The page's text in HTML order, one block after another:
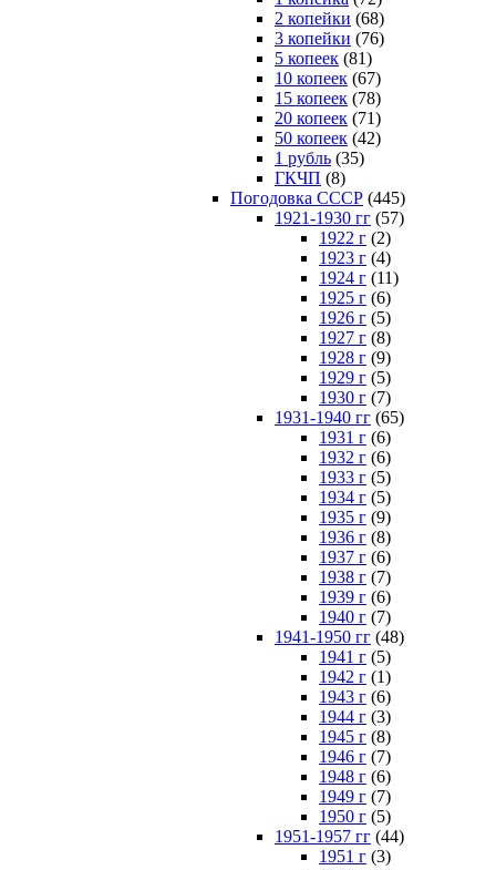
2 копейки (68)
3 копейки (76)
5 копеек (81)
10 копеек (67)
15 копеек (78)
20 копеек (71)
50 копеек (42)
1 рубль (35)
ГКЧП (8)
Погодовка СССР (445)
1921-1930 гг (57)
1922 г (2)
1923 г (4)
1924 г (11)
1925 г (6)
1926 г (5)
1927 г (8)
1928 г (9)
1929 г (5)
1930 г (7)
1931-1940 гг (65)
1931 г (6)
1932 г (6)
1933 г (5)
1934 г (5)
1935 г (9)
1936 г (8)
1937 г (6)
1938 г (7)
1939 г (6)
1940 г (7)
1941-1950 гг (48)
1941 г (5)
1942 г (1)
1943 г (6)
1944 г (3)
1945 г (8)
1946 г (7)
1948 г (6)
1949 г (7)
1950 г (5)
1951-1957 гг (44)
1951 г (3)